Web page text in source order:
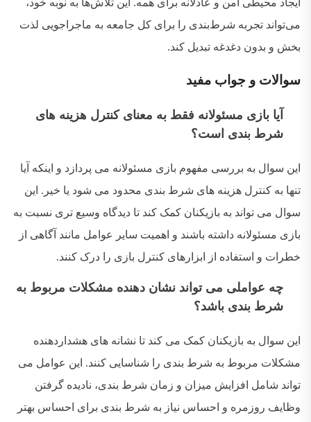
می‌تواند تجربه شرط‌بندی را برای کل جامعه به ماجراجویی لذت‌
بخش و بدون دغدغه تبدیل کند.
سوالات و جواب مفید
آیا بازی مسئولانه فقط به معنای کنترل هزینه های
شرط بندی است؟
این سوال به بررسی مفهوم بازی مسئولانه می پردازد و اینکه آیا
تنها به کنترل هزینه های شرط بندی محدود می شود یا خیر . این
سوال می تواند به بازیکنان کمک کند تا دیدگاه وسیع تری نسبت به
بازی مسئولانه داشته باشند و اهمیت سایر عوامل مانند آگاهی از
خطرات و استفاده از ابزارهای کنترل بازی را درک کنند.
چه عواملی می تواند نشان دهنده مشکلات مربوط به
شرط بندی باشد؟
این سوال به بازیکنان کمک می کند تا نشانه های هشداردهنده
مشکلات مربوط به شرط بندی را شناسایی کنند. این عوامل می
تواند شامل افزایش میزان و زمان شرط بندی، نادیده گرفتن
وظایف روزمره و احساس نیاز به شرط بندی برای احساس بهتر